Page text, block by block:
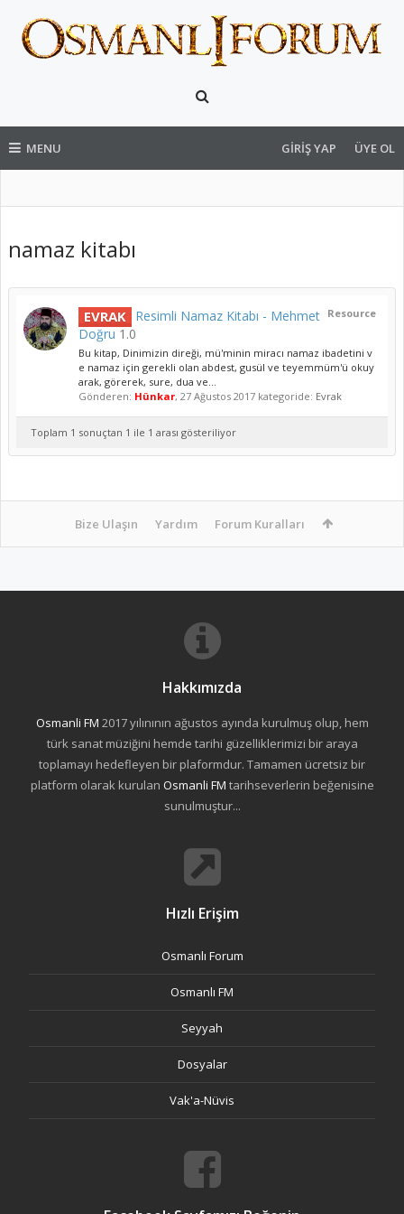
MENU GIRIŞ YAP ÜYE OL
namaz kitabı
Resource
EVRAK Resimli Namaz Kitabı - Mehmet
Doğru 1.0
Bu kitap, Dinimizin direği, mü'minin miracı namaz ibadetini v
e namaz için gerekli olan abdest, gusül ve teyemmüm'ü okuy
arak, görerek, sure, dua ve...
Gönderen: Hünkar, 27 Ağustos 2017 kategoride: Evrak
Toplam 1 sonuçtan 1 ile 1 arası gösteriliyor
Bize Ulaşın Yardım Forum Kuralları
Hakkımızda
Osmanli FM 2017 yılınının ağustos ayında kurulmuş olup, hem
türk sanat müziğini hemde tarihi güzelliklerimizi bir araya
toplamayı hedefleyen bir plaformdur. Tamamen ücretsiz bir
platform olarak kurulan Osmanli FM tarihseverlerin beğenisine
sunulmuştur...
Hızlı Erişim
Osmanlı Forum
Osmanlı FM
Seyyah
Dosyalar
Vak'a-Nüvis